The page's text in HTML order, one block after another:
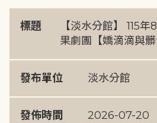
標題
【淡水分館】 115
果劇團【嬌滴滴與髒
發布單位 淡水分館
發佈時間 2026-07-20